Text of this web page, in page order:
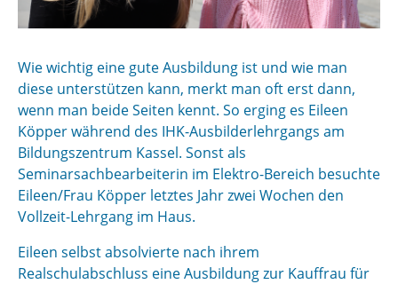
Wie wichtig eine gute Ausbildung ist und wie man
diese unterstützen kann, merkt man oft erst dann,
wenn man beide Seiten kennt. So erging es Eileen
Köpper während des IHK-Ausbilderlehrgangs am
Bildungszentrum Kassel. Sonst als
Seminarsachbearbeiterin im Elektro-Bereich besuchte
Eileen/Frau Köpper letztes Jahr zwei Wochen den
Vollzeit-Lehrgang im Haus.
Eileen selbst absolvierte nach ihrem
Realschulabschluss eine Ausbildung zur Kauffrau für